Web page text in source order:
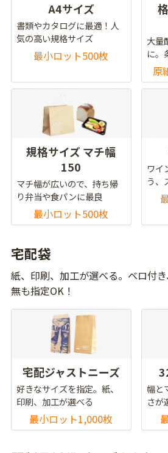
A4サイズ
書類やカタログに最適！人
気の高い規格サイズ
最小ロット500枚
大量
に。
原
規格サイズ マチ幅
150
マチ幅が広いので、持ち帰
り弁当や食パンに最良
最小ロット500枚
ワイ
う、
宅配袋
紙、印刷、加工が選べる。ベロ付
無も指定OK！
宅配ジャストニーズ
好きなサイズを指定。紙、
印刷、加工が選べる
最小ロット1,000枚
幅と
さが